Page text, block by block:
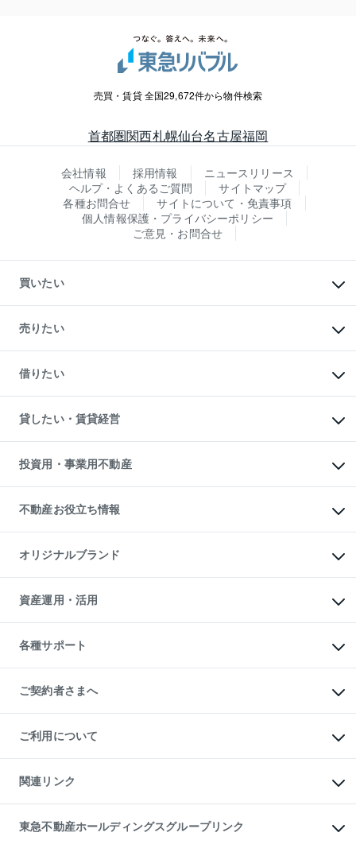
売買・賃貸 全国29,672件から物件検索
首都圏関西札幌仙台名古屋福岡
会社情報 採用情報
ニュースリリース
ヘルプ・よくあるご質問
サイトマップ
各種お問合せ
サイトについて・免責事項
個人情報保護・プライバシーポリシー
ご意見・お問合せ
買いたい
新築・分譲マンションの購入
中古マンションの購入
一戸建ての購入
中古一戸建ての購入
不動産購入の流れ
注目キーワード物件特集
購入ガイド
English 繁体中文簡体中文
売りたい
一戸建ての売却・査定
土地の売却・査定
スピードAI査定
不動産査定について
不動産売却の流れ
不動産買換えの流れ
売却ガイド
借りたい
オフィス・店舗の賃貸
借りるときの流れ
借りるガイド
貸したい・賃貸経営
マンション賃料データ
賃貸管理プラン
リロケーションについて
貸すガイド
投資用・事業用不動産
事業用不動産
マンション投資
投資用マンション
アパート経営
収益物件
ビル購入（ビル一棟）
投資用不動産の売却査定
事業用不動産の売却査定
不動産お役立ち情報
マンションライブラリー
人気マンションランキング
暮らしに役立つ不動産メディア
不動産相場・不動産価格情報
不動産コラム・ニュース
不動産用語集
不動産なんでもネット相談室
住まいの税金
オリジナルブランド
一棟リノベーションマンション
L`GENTE（ルジェンテ）
区分リノベーションマンション
投資用一棟レジデンスWELL
不動産小口投資
LEGACIA（レガシア）
資産運用・活用
不動産M&A
アセットマネジメント・出資
各種サポート
相続サポート
リフォームサポート
ご契約者さまへ
ご紹介・再契約特典
入居者様専用-各種ご案内（賃貸）
東急こすもす会「こすもすWeb」
ご利用について
金融商品取引について
東急リバブル ソーシャルメディアポリシー
ご意見・お問い合わせ（金融商品取引専用の相談・お問い合わせ窓口）
ダイレクトメール（郵送物）・Eメールなどの送付停止について
関連リンク
これからご結婚される方に東急百貨店のブライダルクラブ
人材サービスのご用命は 東急リバブルスタッフ株式会社まで
東急不動産ホールディングスグループリンク